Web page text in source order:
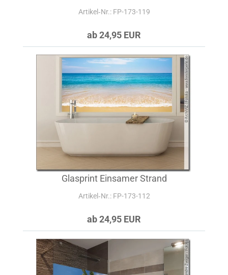
Artikel‑Nr.: FP-173-119
ab 24,95 EUR
Glasprint Einsamer Strand
Artikel‑Nr.: FP-173-112
ab 24,95 EUR